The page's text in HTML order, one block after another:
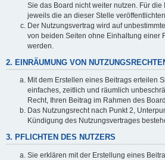
Sie das Board nicht weiter nutzen. Für
jeweils die an dieser Stelle
Der Nutzungsvertrag wird auf
von beiden Seiten ohne Einhaltung einer
werden.
2. EINRÄUMUNG VON
Mit dem Erstellen eines Beitrags erteilen
einfaches, zeitlich und räumlich
Recht, Ihren Beitrag im Rahmen des
Das Nutzungsrecht nach Punkt 2,
Kündigung des Nutzungsvertrages
3. PFLICHTEN DES NUTZERS
Sie erklären mit der Erstellung eines